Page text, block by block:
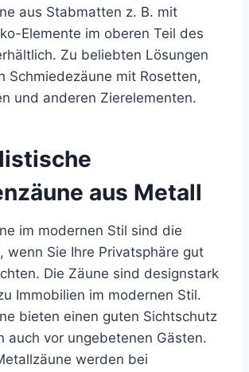
aus Stabmatten z. B. mit
Elemente im oberen Teil des
Zu beliebten Lösungen
Schmiedezäune mit Rosetten,
und anderen Zierelementen.
aus Metall
im modernen Stil sind die
wenn Sie Ihre Privatsphäre gut
Die Zäune sind designstark
Immobilien im modernen Stil.
bieten einen guten Sichtschutz
auch vor ungebetenen Gästen.
werden bei